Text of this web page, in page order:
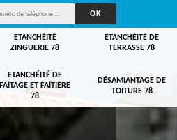
ETANCHÉITÉ
ZINGUERIE 78
ETANCHÉITÉ DE
TERRASSE 78
ETANCHÉITÉ DE
FAÎTAGE ET FAÎTIÈRE
78
DÉSAMIANTAGE DE
TOITURE 78